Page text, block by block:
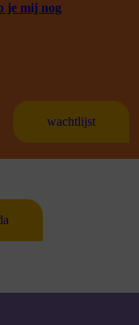
je mij nog
wachtlijst